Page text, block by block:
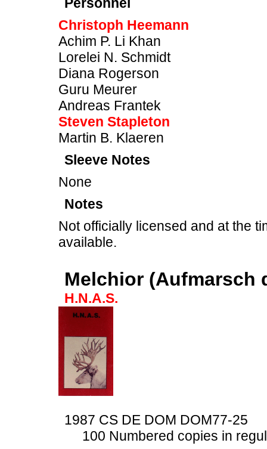
Christoph Heemann
Achim P. Li Khan
Lorelei N. Schmidt
Diana Rogerson
Guru Meurer
Andreas Frantek
Steven Stapleton
Martin B. Klaeren
Sleeve Notes
None
Notes
Not officially licensed and at the
available.
Melchior (Aufmarsch
H.N.A.S.
1987 CS DE DOM DOM77-25
100 Numbered copies in